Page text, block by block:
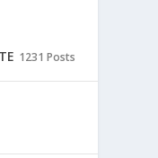
1231 Posts